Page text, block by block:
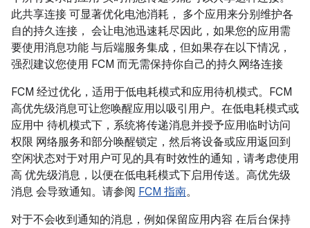
此共享连接 可显著优化电池消耗， 多个应用来分别维护各
自的持久连接， 会让电池迅速耗尽因此，如果您的应用需
要使用消息功能 与后端服务集成，但如果存在以下情况，
强烈建议您使用 FCM 而无需保持你自己的持久网络连接
FCM 经过优化，适用于低电耗模式和应用待机模式。FCM
高优先级消息可让您唤醒应用以吸引用户。在低电耗模式或
应用中 待机模式下，系统将传递消息并授予应用临时访问
权限 网络服务和部分唤醒锁定，然后将设备或应用返回到
空闲状态对于对用户可见的具有时效性的通知，请考虑使用
高 优先级消息，以便在低电耗模式下启用传送。高优先级
消息 会导致通知。请参阅 FCM 指南。
对于不会收到通知的消息，例如保留应用内容 在后台保持